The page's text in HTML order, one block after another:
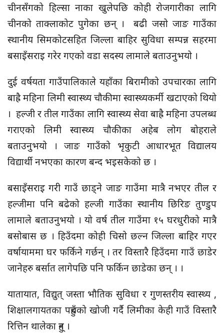
चीनसँगको हिल्सा नाका खुलेपछि कोही रोजगारीका लागि
चीनको ताक्लाकोट पुगेका छन् । बढी जसो जाङ गाउँका
स्थानीय सिमकोटसहित जिल्ला बाहिर सुविधा सम्पन्न सहरमा
बसाइँसराइ गरेर गएको वडा सदस्य लामाले बताउनुभयो ।
दुई वर्षयता गाउँपालिकाले यहाँका बिरामीको उपचारका लागि
बाह्रै महिना लिमी स्वास्थ्य चौकीमा स्वास्थ्यकर्मी खटाएको थियो
। हल्जी र तील गाउँका लागि स्वास्थ्य सेवा बाह्रै महिना उपलब्ध
गराएको लिमी स्वास्थ्य चौकीका अहेब लोग बोहराले
बताउनुभयो । जाङ गाउँको भृकुटी आधारभूत विद्यालय
विद्यार्थी नभएका कारण बन्द भइसकेको छ ।
बसाइँसराइ गरी गाउँ छाड्ने जाङ गाउँमा मात्रै नभएर तील र
हल्जीमा पनि बढेको हल्जी गाउँका स्थानीय छिरिङ तुण्डुप
लामाले बताउनुभयो । यो वर्ष तील गाउँमा १५ घरधुरीको मात्रै
बसोबास छ । हिउँदमा कोही चिसो छल्न जिल्ला बाहिर गएर
वर्षायाममा घर फर्किने गर्छन् । तर विस्तारै हिउँदमा गाउँ छाडेर
जानेहरु बर्सात लागेपछि पनि फर्किन छाडेका छन् । ।
यातायात, विद्युत् जस्ता भौतिक सुविधा र गुणस्तरीय स्वास्थ्य ,
शिक्षालगायतका पहुँचको खोजी गर्दै लिमीका केही गाउँ विस्तारै
रित्तिन थालेका हुन् ।